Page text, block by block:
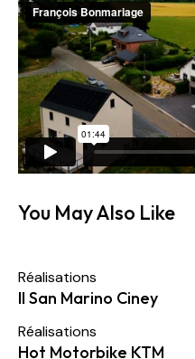
You May Also Like
Réalisations
Il San Marino Ciney
Réalisations
Hot Motorbike KTM